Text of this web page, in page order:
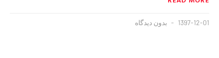
1397-12-01 بدون دیدگاه